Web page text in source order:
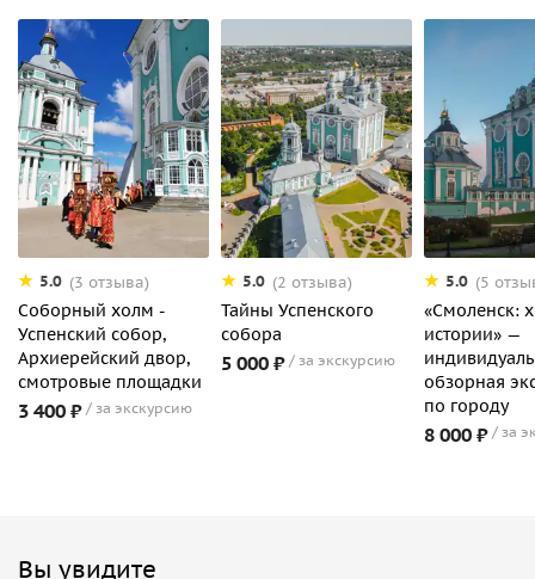
5.0 (3 отзыва)
Соборный холм -
Успенский собор,
Архиерейский двор,
смотровые площадки
3 400 ₽ за экскурсию
5.0 (2 отзыва)
Тайны Успенского
собора
5 000 ₽ за экскурсию
5.0 (5
«Смоленск:
истории» —
обзорная
по городу
8 000 ₽ за
Вы увидите